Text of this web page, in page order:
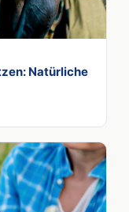
Natürliche